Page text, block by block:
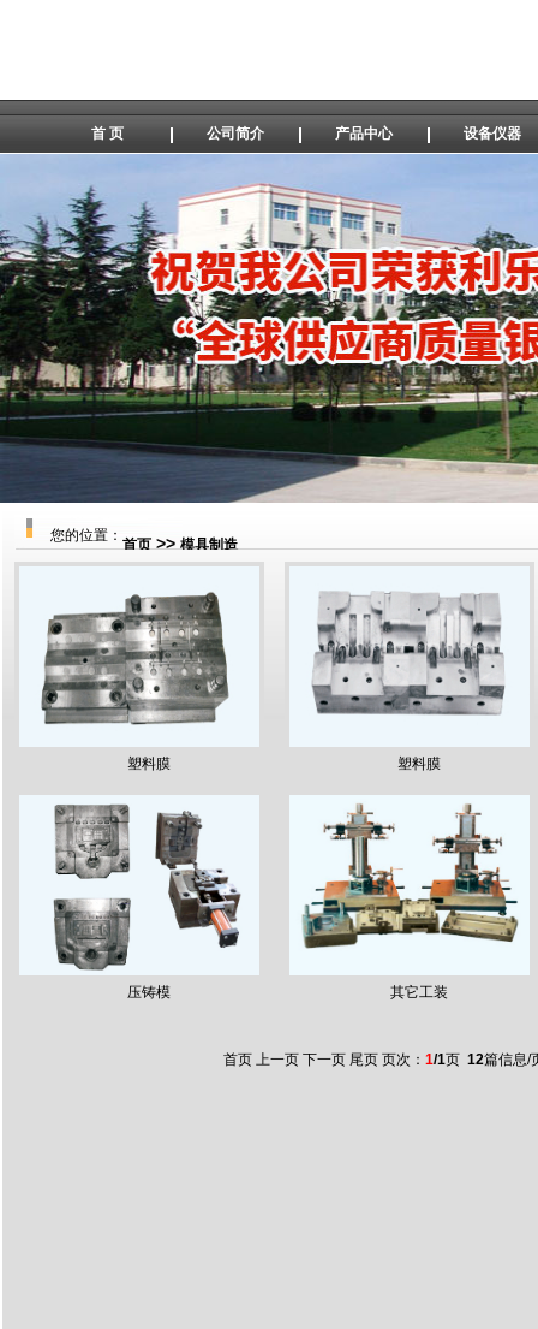
首 页 公司简介 产品中心 设备仪器
您的位置：
首页>>模具制造
塑料膜 塑料膜
压铸模 其它工装
首页 上一页 下一页 尾页 页次： 1/1页 12篇信息/